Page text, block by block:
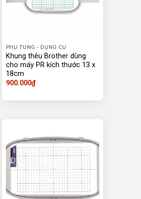
PHỤ TÙNG - DỤNG CỤ
Khung thêu Brother dùng
cho máy PR kích thước 13 x
18cm
900.000₫